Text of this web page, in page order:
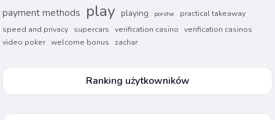
payment methods play playing porshe
practical takeaway
speed and privacy
supercars verification casino
verification casinos
video poker welcome bonus zachar
Ranking użytkowników